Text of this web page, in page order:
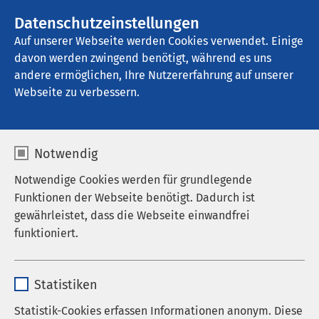
Datenschutzeinstellungen
Auf unserer Webseite werden Cookies verwendet. Einige
davon werden zwingend benötigt, während es uns
andere ermöglichen, Ihre Nutzererfahrung auf unserer
Webseite zu verbessern.
Notwendig
Notwendige Cookies werden für grundlegende
Funktionen der Webseite benötigt. Dadurch ist
gewährleistet, dass die Webseite einwandfrei
funktioniert.
Anbieter sgalinski
Statistiken
Statistik-Cookies erfassen Informationen anonym. Diese
Einrichtung finden
Ort / PLZ
Umkreis: 30 km
50 km